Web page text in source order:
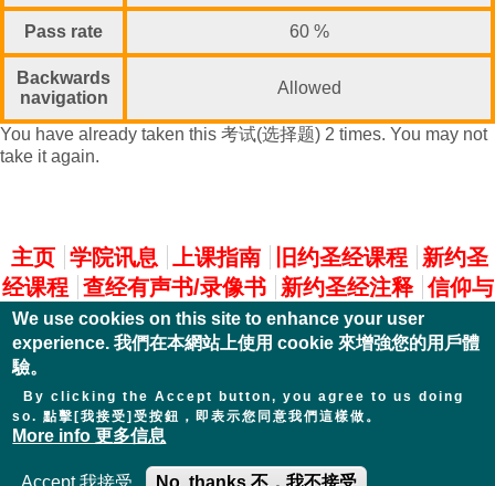
Pass rate 60 %
Backwards
navigation
Allowed
You have already taken this 考试(选择题) 2 times. You may not
take it again.
主選單
主页 学院讯息 上课指南 旧约圣经课程
新约圣
经课程
查经有声书/录像书 新约圣经注释 信仰与
实践
We use cookies on this site to enhance your user
experience. 我們在本網站上使用 cookie 來增強您的用戶體
驗。
By clicking the Accept button, you agree to us doing
so. 點擊[我接受]受按鈕，即表示您同意我們這樣做。
More info 更多信息
Accept 我接受 No, thanks 不，我不接受